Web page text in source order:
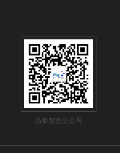
晶泰智造公众号